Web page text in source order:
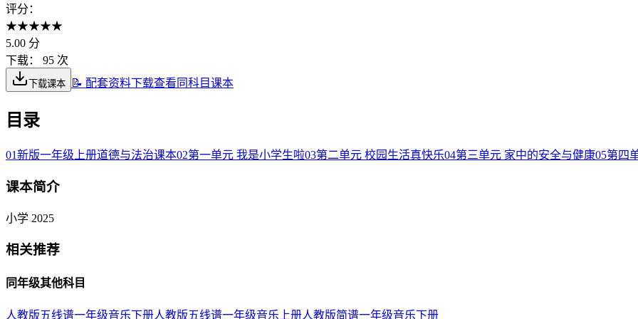
评分：
★★★★★
5.00 分
下载：
95 次
下载课本 📝 配套资料下载查看同科目课本
目录
01新版一年级上册道德与法治课本02第一单元 我是小学生啦03第二单元 校园生活真快乐04第三单元 家中的安全与健康05第四
课本简介
小学 2025
相关推荐
同年级其他科目
人教版五线谱一年级音乐下册人教版五线谱一年级音乐上册人教版简谱一年级音乐下册